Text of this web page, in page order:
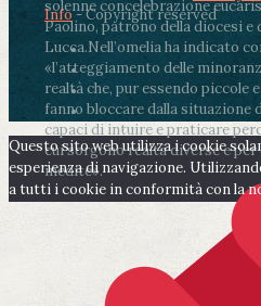
solenne concelebrazione
Paolino, patrono della diocesi e
Lucca.Nell’omelia ha indicato
«l’atteggiamento delle
realtà che, pur essendo piccole
fanno bloccare dalla situazione
capaci di intuire e praticare
cui sorgono realtà diverse e
inedite».
Info- Copyright reserved
Questo sito web utilizza i cookie
esperienza di navigazione.
a tutti i cookie in conformità con la